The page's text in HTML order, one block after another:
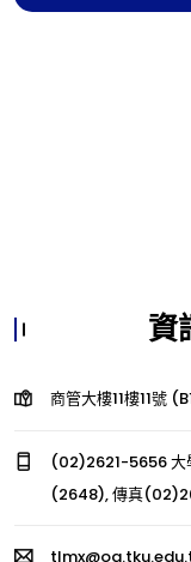
資
商管大樓11樓11號
(02)2621-5656 大
(2648), 傳真